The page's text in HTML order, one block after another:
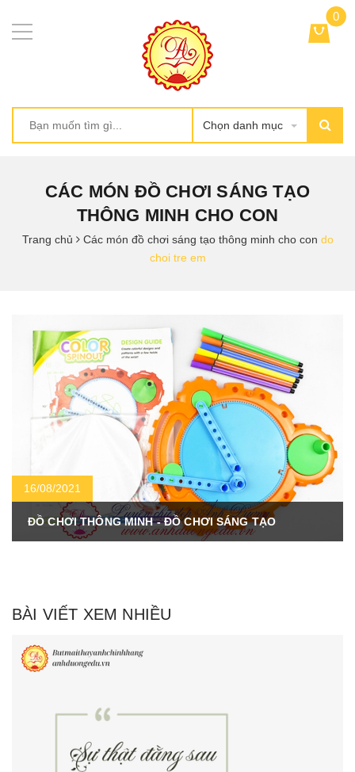
Chọn danh mục
0
CÁC MÓN ĐỒ CHƠI SÁNG TẠO
THÔNG MINH CHO CON
Trang chủ Các món đồ chơi sáng tạo thông minh cho con do
choi tre em
16/08/2021
ĐỒ CHƠI THÔNG MINH - ĐỒ CHƠI SÁNG TẠO
BÀI VIẾT XEM NHIỀU